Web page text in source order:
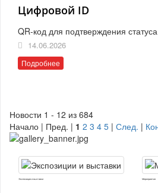
Цифровой ID
QR-код для подтверждения статуса
14.06.2026
Подробнее
Новости 1 - 12 из 684
Начало | Пред. | 1 2 3 4 5 | След. |
Экспозиции и выставки Мероприятия